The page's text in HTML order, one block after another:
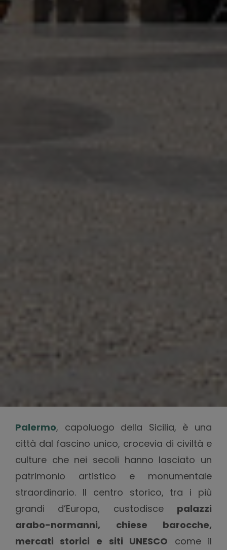
Palermo, capoluogo della Sicilia, è una
città dal fascino unico, crocevia di civiltà e
culture che nei secoli hanno lasciato un
patrimonio artistico e monumentale
straordinario. Il centro storico, tra i più
grandi d’Europa, custodisce palazzi
arabo-normanni, chiese barocche,
mercati storici e siti UNESCO come il